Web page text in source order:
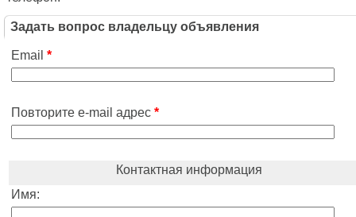
Задать вопрос владельцу объявления
Email *
Повторите e-mail адрес *
Контактная информация
Имя: